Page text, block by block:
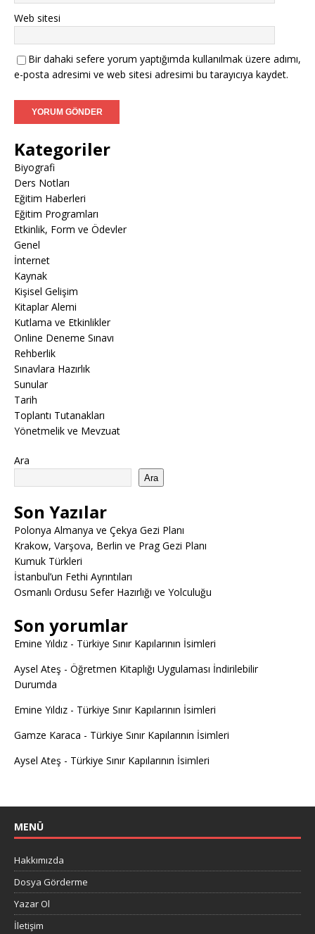
Web sitesi
Bir dahaki sefere yorum yaptığımda kullanılmak üzere adımı,
e-posta adresimi ve web sitesi adresimi bu tarayıcıya kaydet.
Kategoriler
Biyografi
Ders Notları
Eğitim Haberleri
Eğitim Programları
Etkinlik, Form ve Ödevler
Genel
İnternet
Kaynak
Kişisel Gelişim
Kitaplar Alemi
Kutlama ve Etkinlikler
Online Deneme Sınavı
Rehberlik
Sınavlara Hazırlık
Sunular
Tarih
Toplantı Tutanakları
Yönetmelik ve Mevzuat
Ara
Ara
Son Yazılar
Polonya Almanya ve Çekya Gezi Planı
Krakow, Varşova, Berlin ve Prag Gezi Planı
Kumuk Türkleri
İstanbul’un Fethi Ayrıntıları
Osmanlı Ordusu Sefer Hazırlığı ve Yolculuğu
Son yorumlar
Emine Yıldız - Türkiye Sınır Kapılarının İsimleri
Aysel Ateş - Öğretmen Kitaplığı Uygulaması İndirilebilir
Durumda
Emine Yıldız - Türkiye Sınır Kapılarının İsimleri
Gamze Karaca - Türkiye Sınır Kapılarının İsimleri
Aysel Ateş - Türkiye Sınır Kapılarının İsimleri
MENÜ
Hakkımızda
Dosya Görderme
Yazar Ol
İletişim